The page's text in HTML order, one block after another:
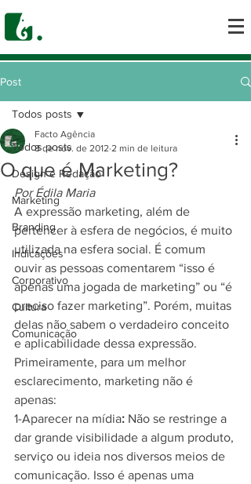
Post
Todos posts
Design e Redação
Marketing
Branding
Indicações
Corporativo
Cultura
Comunicação
Todos posts
O que é Marketing?
Facto Agência
8 de nov. de 2012 2 min de leitura
Por Édila Maria
A expressão marketing, além de
pertencer à esfera de negócios, é muito
utilizada na esfera social. É comum
ouvir as pessoas comentarem “isso é
apenas uma jogada de marketing” ou “é
preciso fazer marketing”. Porém, muitas
delas não sabem o verdadeiro conceito
e aplicabilidade dessa expressão.
Primeiramente, para um melhor
esclarecimento, marketing não é
apenas:
1-Aparecer na mídia: Não se restringe a
dar grande visibilidade a algum produto,
serviço ou ideia nos diversos meios de
comunicação. Isso é apenas uma